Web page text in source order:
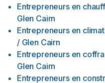
Entrepreneurs en
Glen Cairn
Entrepreneurs en
/ Glen Cairn
Entrepreneurs en
Glen Cairn
Entrepreneurs en